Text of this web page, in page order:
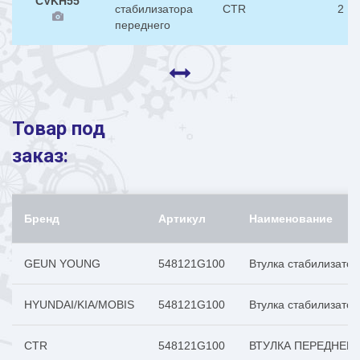
стабилизатора
переднего
CTR 2
Товар под
заказ:
Бренд Артикул Наименование
GEUN YOUNG 548121G100 Втулка
HYUNDAI/KIA/MOBIS 548121G100 Втулка
CTR 548121G100 ВТУЛКА ПЕРЕДНЕГО